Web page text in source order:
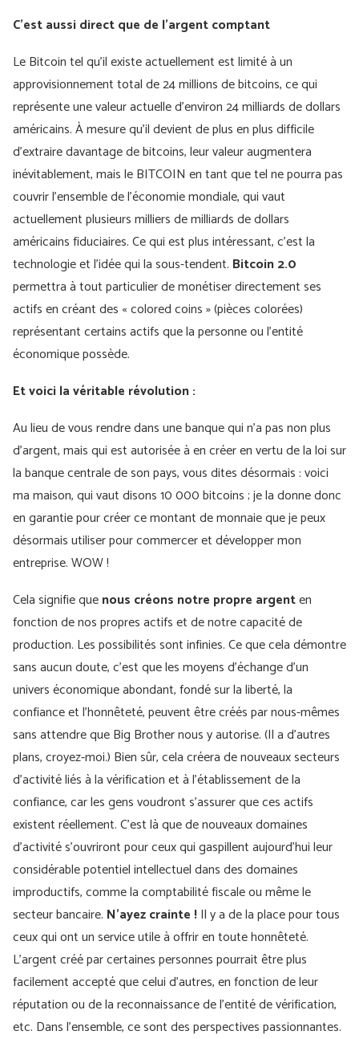
C'est aussi direct que de l'argent comptant
Le Bitcoin tel qu’il existe actuellement est limité à un
approvisionnement total de 24 millions de bitcoins, ce qui
représente une valeur actuelle d’environ 24 milliards de dollars
américains. À mesure qu’il devient de plus en plus difficile
d’extraire davantage de bitcoins, leur valeur augmentera
inévitablement, mais le BITCOIN en tant que tel ne pourra pas
couvrir l’ensemble de l’économie mondiale, qui vaut
actuellement plusieurs milliers de milliards de dollars
américains fiduciaires. Ce qui est plus intéressant, c’est la
technologie et l’idée qui la sous-tendent. Bitcoin 2.0
permettra à tout particulier de monétiser directement ses
actifs en créant des « colored coins » (pièces colorées)
représentant certains actifs que la personne ou l'entité
économique possède.
Et voici la véritable révolution :
Au lieu de vous rendre dans une banque qui n'a pas non plus
d'argent, mais qui est autorisée à en créer en vertu de la loi sur
la banque centrale de son pays, vous dites désormais : voici
ma maison, qui vaut disons 10 000 bitcoins ; je la donne donc
en garantie pour créer ce montant de monnaie que je peux
désormais utiliser pour commercer et développer mon
entreprise. WOW !
Cela signifie quenous créons notre propre argenten
fonction de nos propres actifs et de notre capacité de
production. Les possibilités sont infinies. Ce que cela démontre
sans aucun doute, c’est que les moyens d’échange d’un
univers économique abondant, fondé sur la liberté, la
confiance et l’honnêteté, peuvent être créés par nous-mêmes
sans attendre que Big Brother nous y autorise. (Il a d’autres
plans, croyez-moi.) Bien sûr, cela créera de nouveaux secteurs
d’activité liés à la vérification et à l’établissement de la
confiance, car les gens voudront s’assurer que ces actifs
existent réellement. C'est là que de nouveaux domaines
d'activité s'ouvriront pour ceux qui gaspillent aujourd'hui leur
considérable potentiel intellectuel dans des domaines
improductifs, comme la comptabilité fiscale ou même le
secteur bancaire. N'ayez crainte !Il y a de la place pour tous
ceux qui ont un service utile à offrir en toute honnêteté.
L'argent créé par certaines personnes pourrait être plus
facilement accepté que celui d'autres, en fonction de leur
réputation ou de la reconnaissance de l'entité de vérification,
etc. Dans l'ensemble, ce sont des perspectives passionnantes.